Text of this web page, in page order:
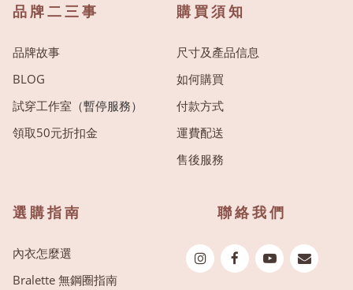
品牌二三事
品牌故事
BLOG
試穿工作室 （暫停服務）
領取50元折扣金
購買須知
尺寸及產品信息
如何購買
付款方式
運費配送
售後服務
選購指南
內衣怎麼選
Bralette 無鋼圈指南
聯絡我們